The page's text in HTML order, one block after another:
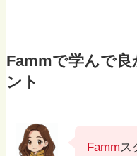
Fammで学んで
ント
Fammス